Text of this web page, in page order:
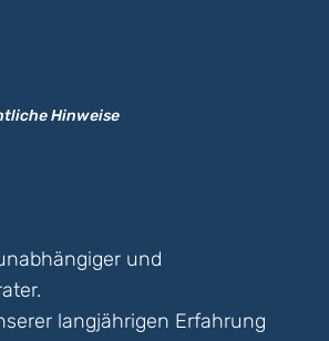
Hinweise
und
langjährigen Erfahrung